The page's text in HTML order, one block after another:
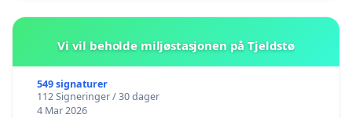
Vi vil beholde miljøstasjonen på Tjeldstø
549 signaturer
112 Signeringer / 30 dager
4 Mar 2026